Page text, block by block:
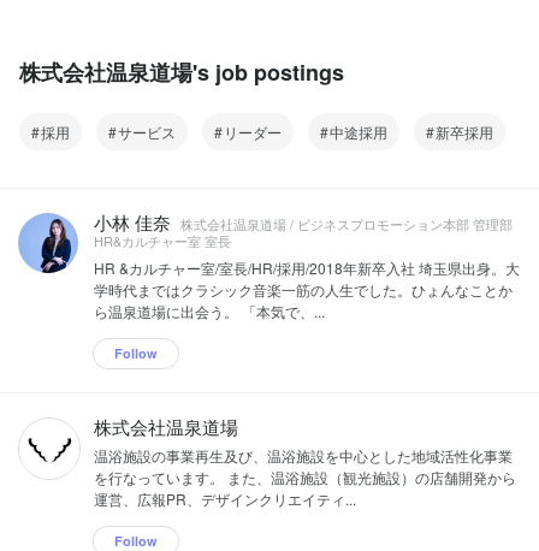
株式会社温泉道場's job postings
採用 サービス リーダー 中途採用 新卒採用
小林 佳奈 株式会社温泉道場 / ビジネスプロモーション本部 管理部
HR&カルチャー室 室長
HR &カルチャー室/室長/HR/採用/2018年新卒入社 埼玉県出身。大
学時代まではクラシック音楽一筋の人生でした。ひょんなことか
ら温泉道場に出会う。 「本気で、...
Follow
株式会社温泉道場
温浴施設の事業再生及び、温浴施設を中心とした地域活性化事業
を行なっています。 また、温浴施設（観光施設）の店舗開発から
運営、広報PR、デザインクリエイティ...
Follow